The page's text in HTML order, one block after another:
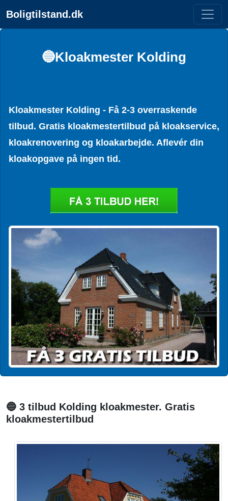
Boligtilstand.dk
🔵Kloakmester Kolding
Kloakmester Kolding - Få 2-3 overraskende
tilbud. Gratis kloakmestertilbud på kloakservice,
kloakrenovering og kloakarbejde. Aflevér din
kloakopgave på ingen tid.
🔵 3 tilbud Kolding kloakmester. Gratis
kloakmestertilbud